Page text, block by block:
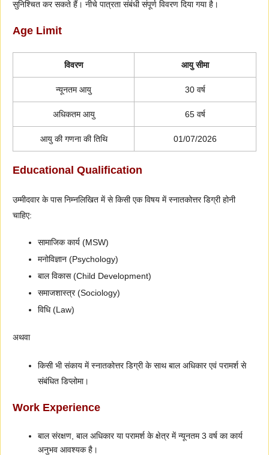
सुनिश्चित कर सकते हैं। नीचे पात्रता संबंधी संपूर्ण विवरण दिया गया है।
Age Limit
विवरण आयु सीमा
न्यूनतम आयु 30 वर्ष
अधिकतम आयु 65 वर्ष
आयु की गणना की तिथि 01/07/2026
Educational Qualification
उम्मीदवार के पास निम्नलिखित में से किसी एक विषय में स्नातकोत्तर डिग्री होनी
चाहिए:
सामाजिक कार्य (MSW)
मनोविज्ञान (Psychology)
बाल विकास (Child Development)
समाजशास्त्र (Sociology)
विधि (Law)
अथवा
किसी भी संकाय में स्नातकोत्तर डिग्री के साथ बाल अधिकार एवं परामर्श से
संबंधित डिप्लोमा।
Work Experience
बाल संरक्षण, बाल अधिकार या परामर्श के क्षेत्र में न्यूनतम 3 वर्ष का कार्य
अनुभव आवश्यक है।